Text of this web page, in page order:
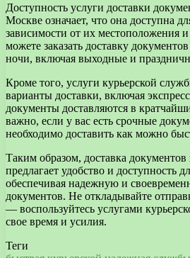
Доступность услуги доставки
Москве означает, что она доступна
зависимости от их местоположения
можете заказать доставку
ночи, включая выходные и
Кроме того, услуги курьерской
варианты доставки, включая
документы доставляются в
важно, если у вас есть срочные
необходимо доставить как можно
Таким образом, доставка
предлагает удобство и доступность
обеспечивая надежную и
документов. Не откладывайте
— воспользуйтесь услугами
свое время и усилия.
Теги